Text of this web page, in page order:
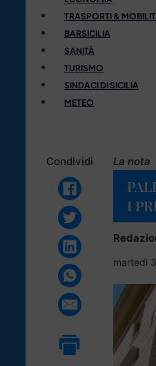
TRASPORTI &
BARSICILIA
SANITÀ
TURISMO
SINDACI DI SICILIA
METEO
Condividi La nota
I
martedì